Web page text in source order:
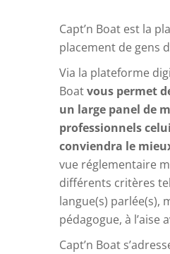
Capt’n Boat est la
placement de gens
Via la plateforme
Boatvous permet
un large panel de
professionnels
conviendra le
vue réglementaire
différents critères
langue(s) parlée(s),
pédagogue, à l’aise
Capt’n Boat